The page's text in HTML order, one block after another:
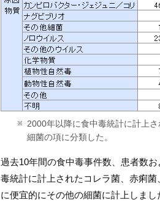
2000年以降に食中毒統計に計上
細菌の項に分類した。
過去10年間の食中毒事件数、患者数
毒統計に計上されたコレラ菌、赤痢
に便宜的にその他の細菌に計上しまし